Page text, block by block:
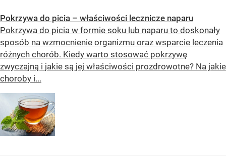
Pokrzywa do picia – właściwości lecznicze naparu
Pokrzywa do picia w formie soku lub naparu to doskonały
sposób na wzmocnienie organizmu oraz wsparcie leczenia
różnych chorób. Kiedy warto stosować pokrzywę
zwyczajną i jakie są jej właściwości prozdrowotne? Na jakie
choroby i...